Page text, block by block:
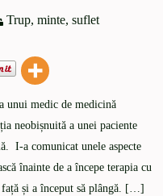
Trup, minte, suflet
unui medic de medicină
neobișnuită a unei paciente
I-a comunicat unele aspecte
înainte de a începe terapia cu
față și a început să plângă. […]